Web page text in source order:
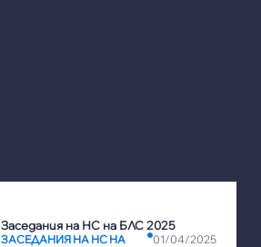
Заседания на НС на БЛС 2025
01/04/2025
ЗАСЕДАНИЯ НА НС НА